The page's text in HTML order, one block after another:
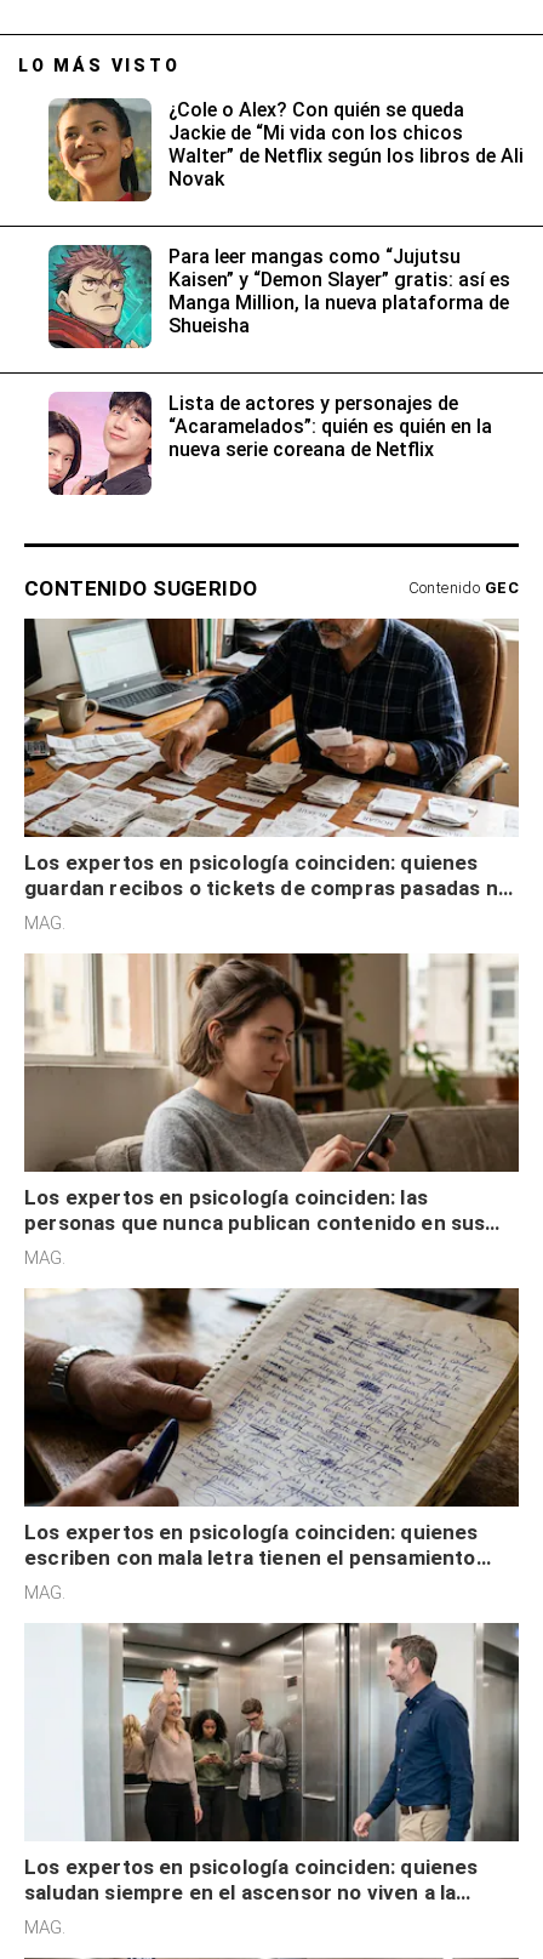
LO MÁS VISTO
¿Cole o Alex? Con quién se queda
Jackie de “Mi vida con los chicos
Walter” de Netflix según los libros de Ali
Novak
Para leer mangas como “Jujutsu
Kaisen” y “Demon Slayer” gratis: así es
Manga Million, la nueva plataforma de
Shueisha
Lista de actores y personajes de
“Acaramelados”: quién es quién en la
nueva serie coreana de Netflix
CONTENIDO SUGERIDO Contenido GEC
Los expertos en psicología coinciden: quienes
guardan recibos o tickets de compras pasadas no
son acumuladores, sino que tienen necesidad de
MAG.
Los expertos en psicología coinciden: las
personas que nunca publican contenido en sus
redes sociales no pretenden buscar validación
MAG.
Los expertos en psicología coinciden: quienes
escriben con mala letra tienen el pensamiento
acelerado y no lo hacen por desinterés
MAG.
Los expertos en psicología coinciden: quienes
saludan siempre en el ascensor no viven a la
defensiva y tienen apertura social
MAG.